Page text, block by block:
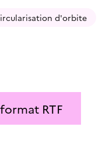
d'orbite
RTF